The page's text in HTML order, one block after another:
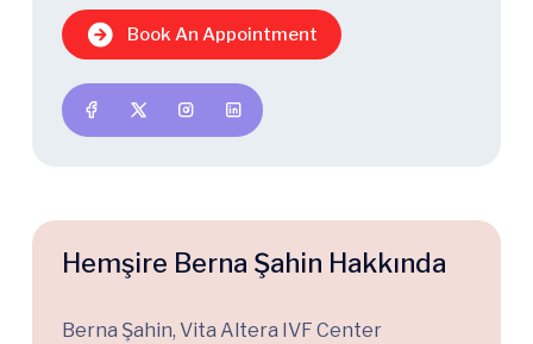
Book An Appointment
Hemşire Berna Şahin Hakkında
Berna Şahin, Vita Altera IVF Center